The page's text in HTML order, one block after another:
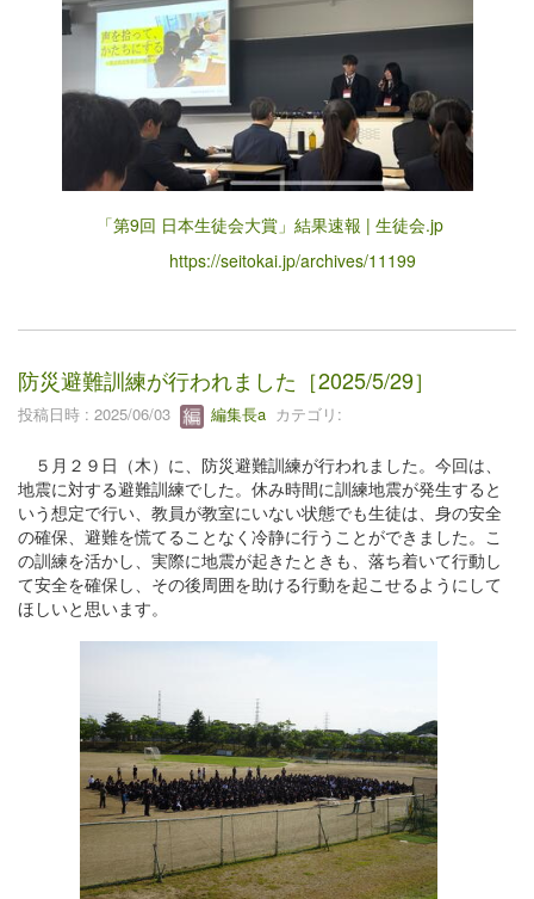
「第9回 日本生徒会大賞」結果速報 | 生徒会.jp
https://seitokai.jp/archives/11199
防災避難訓練が行われました［2025/5/29］
投稿日時 : 2025/06/03 編集長a カテゴリ:
５月２９日（木）に、防災避難訓練が行われました。今回は、
地震に対する避難訓練でした。休み時間に訓練地震が発生すると
いう想定で行い、教員が教室にいない状態でも生徒は、身の安全
の確保、避難を慌てることなく冷静に行うことができました。こ
の訓練を活かし、実際に地震が起きたときも、落ち着いて行動し
て安全を確保し、その後周囲を助ける行動を起こせるようにして
ほしいと思います。